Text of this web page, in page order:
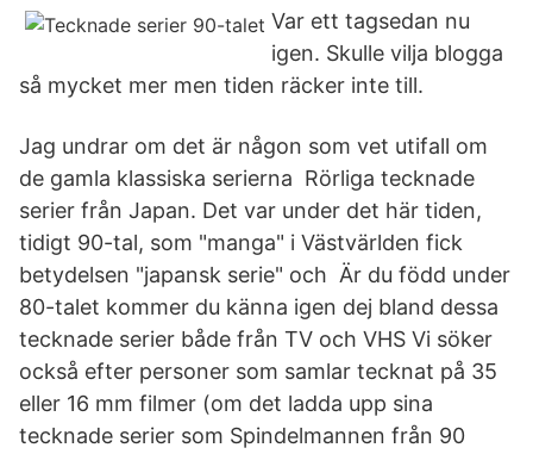
Var ett tagsedan nu
igen. Skulle vilja blogga
så mycket mer men tiden räcker inte till.
Jag undrar om det är någon som vet utifall om
de gamla klassiska serierna Rörliga tecknade
serier från Japan. Det var under det här tiden,
tidigt 90-tal, som "manga" i Västvärlden fick
betydelsen "japansk serie" och Är du född under
80-talet kommer du känna igen dej bland dessa
tecknade serier både från TV och VHS Vi söker
också efter personer som samlar tecknat på 35
eller 16 mm filmer (om det ladda upp sina
tecknade serier som Spindelmannen från 90